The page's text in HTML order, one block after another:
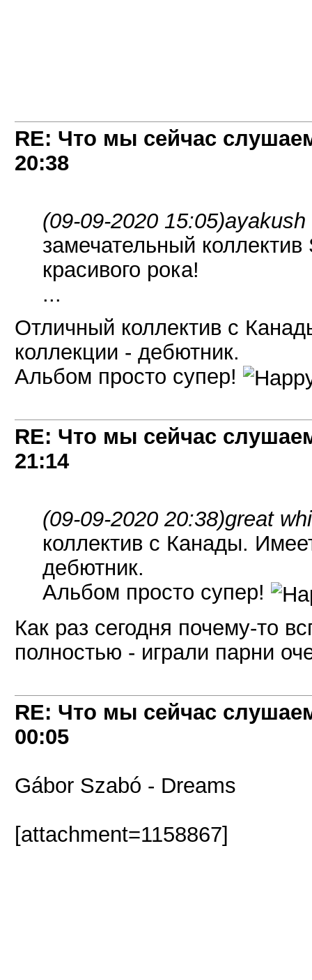
RE: Что мы сейчас
20:38
(09-09-2020 15:05)
замечательный
красивого рока!
...
Отличный коллектив с
коллекции - дебютник.
Альбом просто супер!
RE: Что мы сейчас
21:14
(09-09-2020 20:38)great
коллектив с Канады.
дебютник.
Альбом просто супер!
Как раз сегодня почему-то
полностью - играли парни
RE: Что мы сейчас
00:05
Gábor Szabó - Dreams
[attachment=1158867]